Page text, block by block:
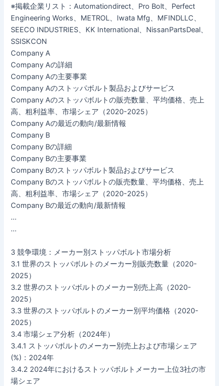
※掲載企業リスト：Automationdirect、Pro Bolt、Perfect
Engineering Works、METROL、Iwata Mfg、MFINDLLC、
SEECO INDUSTRIES、KK International、NissanPartsDeal、
SSISKCON
Company A
Company Aの詳細
Company Aの主要事業
Company Aのストッパボルト製品およびサービス
Company Aのストッパボルトの販売数量、平均価格、売上
高、粗利益率、市場シェア（2020-2025）
Company Aの最近の動向/最新情報
Company B
Company Bの詳細
Company Bの主要事業
Company Bのストッパボルト製品およびサービス
Company Bのストッパボルトの販売数量、平均価格、売上
高、粗利益率、市場シェア（2020-2025）
Company Bの最近の動向/最新情報
…
…
3 競争環境：メーカー別ストッパボルト市場分析
3.1 世界のストッパボルトのメーカー別販売数量（2020-
2025）
3.2 世界のストッパボルトのメーカー別売上高（2020-
2025）
3.3 世界のストッパボルトのメーカー別平均価格（2020-
2025）
3.4 市場シェア分析（2024年）
3.4.1 ストッパボルトのメーカー別売上および市場シェア
(%)：2024年
3.4.2 2024年におけるストッパボルトメーカー上位3社の市
場シェア